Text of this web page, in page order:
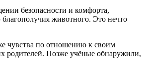
безопасности и комфорта,
благополучия животного. Это нечто
чувства по отношению к своим
родителей. Позже учёные обнаружили,